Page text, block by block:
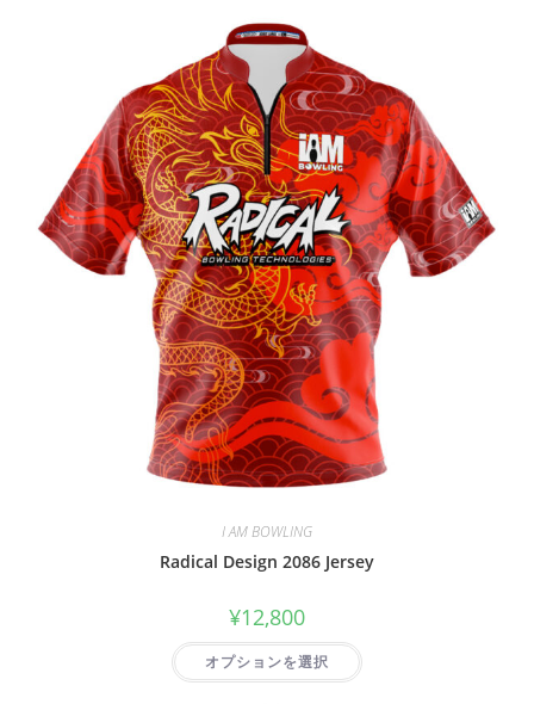
I AM BOWLING
Radical Design 2086 Jersey
¥12,800
オプションを選択